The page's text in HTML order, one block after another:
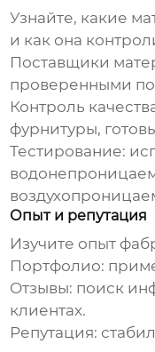
Узнайте, какие
и как она
Поставщики
проверенными
Контроль
фурнитуры,
Тестирование:
Опыт и репутация
Изучите опыт
Портфолио:
Отзывы: поиск
клиентах.
Репутация: